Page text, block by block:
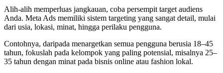
Alih-alih memperluas jangkauan, coba persempit target audiens
Anda. Meta Ads memiliki sistem targeting yang sangat detail, mulai
dari usia, lokasi, minat, hingga perilaku pengguna.
Contohnya, daripada menargetkan semua pengguna berusia 18–45
tahun, fokuslah pada kelompok yang paling potensial, misalnya 25–
35 tahun dengan minat pada bisnis online atau fashion lokal.